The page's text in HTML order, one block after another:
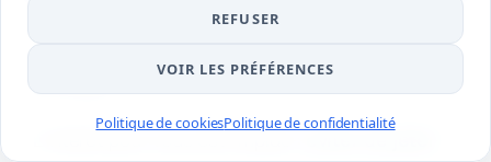
REFUSER
VOIR LES PRÉFÉRENCES
Politique de cookiesPolitique de confidentialité
débroussaillage vital pour ne pas se lancer à
L’intérêt pour vous est limpide :éviter de jeter